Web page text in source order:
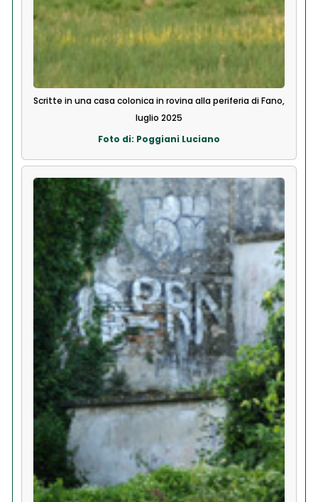
Scritte in una casa colonica in rovina alla periferia di Fano,
luglio 2025
Foto di: Poggiani Luciano